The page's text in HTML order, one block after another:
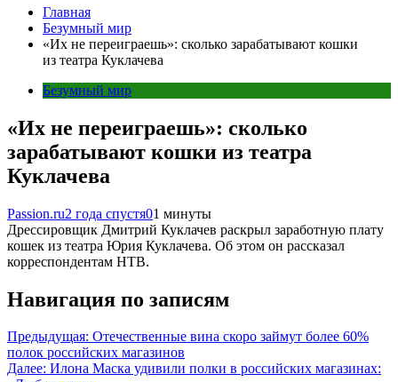
Главная
Безумный мир
«Их не переиграешь»: сколько зарабатывают кошки
из театра Куклачева
Безумный мир
«Их не переиграешь»: сколько
зарабатывают кошки из театра
Куклачева
Passion.ru2 года спустя01 минуты
Дрессировщик Дмитрий Куклачев раскрыл заработную плату
кошек из театра Юрия Куклачева. Об этом он рассказал
корреспондентам НТВ.
Навигация по записям
Предыдущая: Отечественные вина скоро займут более 60%
полок российских магазинов
Далее: Илона Маска удивили полки в российских магазинах: